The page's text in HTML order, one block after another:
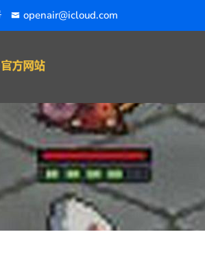
openair@icloud.com